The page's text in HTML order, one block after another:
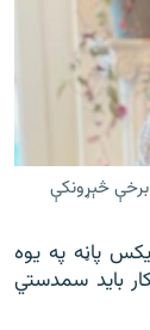
څېړونکې
پاڼه په یوه
باید سمدستي